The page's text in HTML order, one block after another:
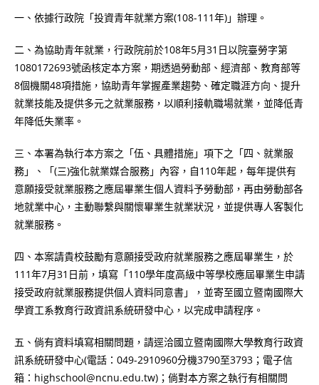
一、依據行政院「投資青年就業方案(108-111年)」辦理。
二、為協助青年就業，行政院前於108年5月31日以院臺勞字第
1080172693號函核定本方案，期透過勞動部、經濟部、教育部等
8個機關48項措施，協助青年掌握產業趨勢、確定職涯方向、提升
就業技能及提供多元之就業服務，以順利接軌職場就業，並降低青
年降低失業率。
三、本署為執行本方案之「伍、具體措施」項下之「四、就業服
務」、「(三)強化就業媒合服務」內容，自110年起，每年提供有
意願接受就業服務之應屆畢業生個人資料予勞動部，再由勞動部各
地就業中心，主動聯繫與關懷畢業生就業狀況，並提供專人客製化
就業服務。
四、本案請貴校鼓勵有意願接受政府就業服務之應屆畢業生，於
111年7月31日前，填寫「110學年度高級中等學校應屆畢業生申請
接受政府就業服務提供個人資料同意書」，並寄至國立暨南國際大
學資工系教育行政資訊系統研發中心，以完成申請程序。
五、倘有資料填寫相關問題，請逕洽國立暨南國際大學教育行政資
訊系統研發中心(電話：049-2910960分機3790至3793；電子信
箱：highschool@ncnu.edu.tw)；倘對本方案之執行有相關問